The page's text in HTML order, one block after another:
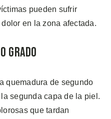
pueden sufrir
en la zona afectada.
Grado
quemadura de segundo
segunda capa de la piel.
que tardan